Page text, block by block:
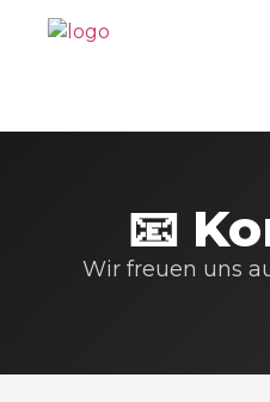
📧
Wir freuen uns